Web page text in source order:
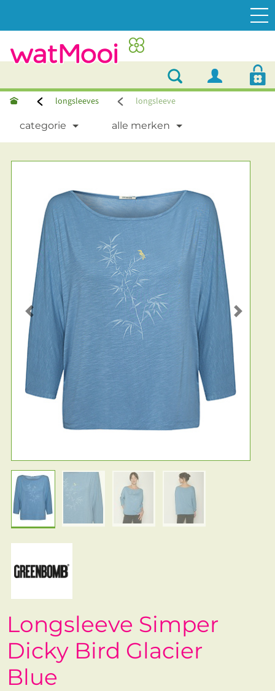
longsleeves longsleeve
categorie alle merken
Previous Next
Longsleeve Simper
Dicky Bird Glacier
Blue